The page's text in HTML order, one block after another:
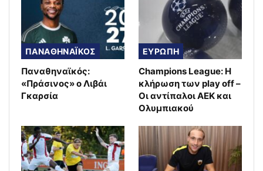
ΠΑΝΑΘΗΝΑΪΚΟΣ
Παναθηναϊκός:
«Πράσινος» ο Λιβάι
Γκαρσία
ΕΥΡΩΠΗ
Champions League: Η
κλήρωση των play off –
Οι αντίπαλοι ΑΕΚ και
Ολυμπιακού